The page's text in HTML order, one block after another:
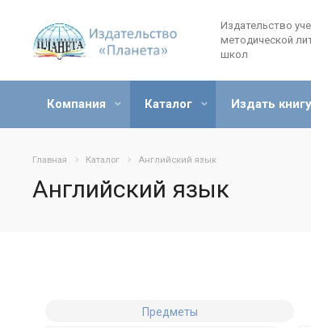
Издательство
методической
школ
Компания Каталог Издать книгу
Главная Каталог Английский язык
Английский язык
Предметы